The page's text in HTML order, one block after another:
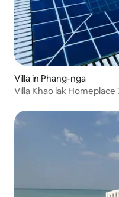
Villa in Phang-nga
Villa Khao lak